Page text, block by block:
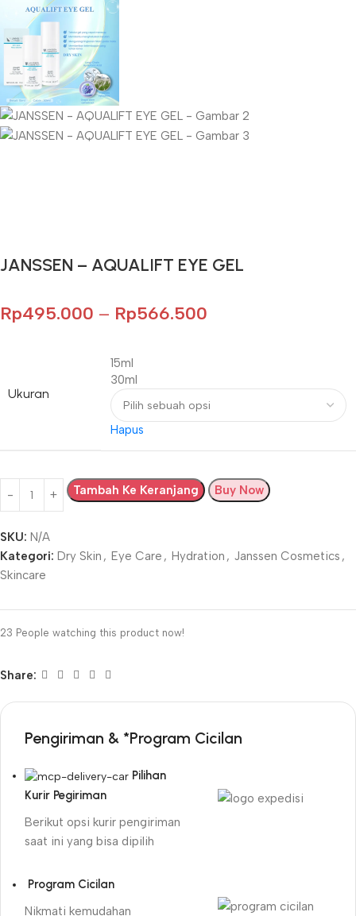
JANSSEN – AQUALIFT EYE GEL
Rp495.000 – Rp566.500
Ukuran
15ml
30ml
Hapus
Tambah Ke Keranjang Buy Now
SKU: N/A
Kategori: Dry Skin , Eye Care , Hydration , Janssen Cosmetics ,
Skincare
23 People watching this product now!
Share:
Pengiriman & *Program Cicilan
Pilihan
Kurir Pegiriman
Berikut opsi kurir pengiriman
saat ini yang bisa dipilih
Program Cicilan
Nikmati kemudahan